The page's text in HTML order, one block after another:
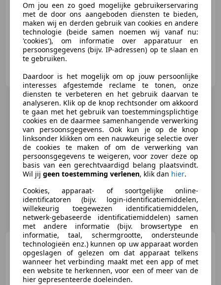
01/1978 999.999 km Benzine -/-
Route 66 Auctions
NL-5145 NA WAALWIJK
Cadillac Fleetwood
FLEETWOOD SIXTIC SPECIAL
Om jou een zo goed mogelijke gebruikerservaring
met de door ons aangeboden diensten te bieden,
maken wij en derden gebruik van cookies en andere
technologie (beide samen noemen wij vanaf nu:
'cookies'), om informatie over apparatuur en
persoonsgegevens (bijv. IP-adressen) op te slaan en
te gebruiken.
Daardoor is het mogelijk om op jouw persoonlijke
interesses afgestemde reclame te tonen, onze
diensten te verbeteren en het gebruik daarvan te
analyseren. Klik op de knop rechtsonder om akkoord
te gaan met het gebruik van toestemmingsplichtige
cookies en de daarmee samenhangende verwerking
van persoonsgegevens. Ook kun je op de knop
linksonder klikken om een nauwkeurige selectie over
de cookies te maken of om de verwerking van
persoonsgegevens te weigeren, voor zover deze op
basis van een gerechtvaardigd belang plaatsvindt.
Wil jij geen toestemming verlenen, klik dan hier.
Cookies, apparaat- of soortgelijke online-
identificatoren (bijv. login-identificatiemiddelen,
willekeurig toegewezen identificatiemiddelen,
netwerk-gebaseerde identificatiemiddelen) samen
met andere informatie (bijv. browsertype en
informatie, taal, schermgrootte, ondersteunde
technologieën enz.) kunnen op uw apparaat worden
opgeslagen of gelezen om dat apparaat telkens
wanneer het verbinding maakt met een app of met
een website te herkennen, voor een of meer van de
hier gepresenteerde doeleinden.